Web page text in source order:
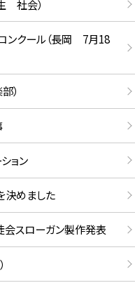
社会）
クール（長岡 7月18
）
ョン
めました
スローガン製作発表